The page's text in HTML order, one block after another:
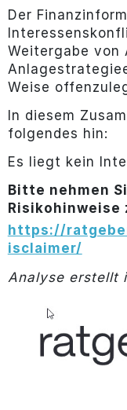
Der
Weitergabe von
Weise
In diesem
folgendes hin:
Es liegt kein
Bitte nehmen
Risikohinweise
https://
isclaimer/
Analyse erstellt